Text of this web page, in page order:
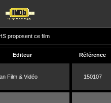
proposent ce film
Editeur Référence
Film & Vidéo 150107